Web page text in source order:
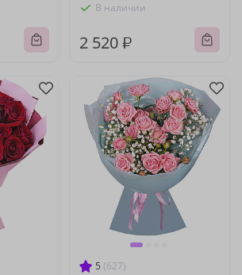
В наличии
2 520 ₽
5 (627)